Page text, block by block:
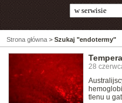
Strona główna > Szukaj "endotermy"
28
tlenu u